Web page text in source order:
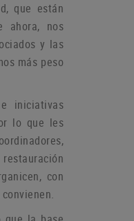
que están
ahora, nos
y las
más peso
iniciativas
lo que les
con